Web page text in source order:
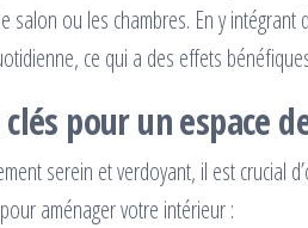
salon ou les chambres. En y
ce qui a des effets
pour un espace
serein et verdoyant, il est crucial
aménager votre intérieur :